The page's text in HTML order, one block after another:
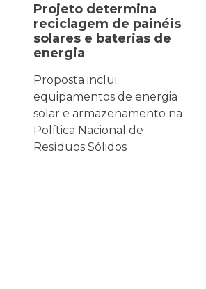
Projeto determina
reciclagem de painéis
solares e baterias de
energia
Proposta inclui
equipamentos de energia
solar e armazenamento na
Política Nacional de
Resíduos Sólidos